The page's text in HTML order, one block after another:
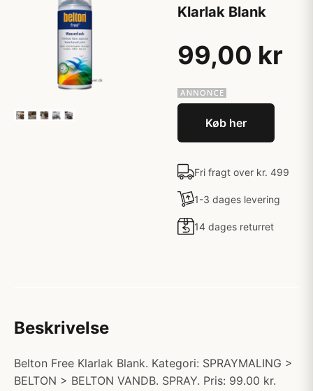
Klarlak Blank
99,00 kr
Køb her
Fri fragt over kr. 499
1-3 dages levering
14 dages returret
Beskrivelse
Belton Free Klarlak Blank. Kategori: SPRAYMALING >
BELTON > BELTON VANDB. SPRAY. Pris: 99.00 kr.